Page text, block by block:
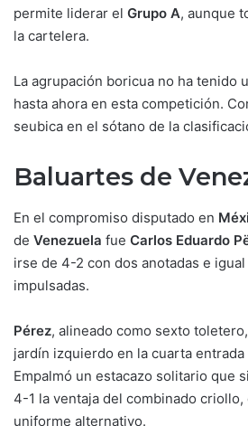
permite liderar el Grupo A, aunque
la cartelera.
La agrupación boricua no ha tenido
hasta ahora en esta competición.
seubica en el sótano de la
Baluartes de
En el compromiso disputado en
de Venezuela fue Carlos Eduardo
irse de 4-2 con dos anotadas e
impulsadas.
Pérez, alineado como sexto
jardín izquierdo en la cuarta
Empalmó un estacazo solitario que
4-1 la ventaja del combinado criollo,
uniforme alternativo.